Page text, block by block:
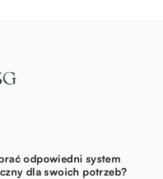
odpowiedni system
dla swoich potrzeb?